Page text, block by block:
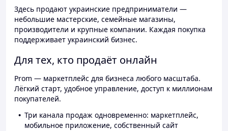
Здесь продают украинские предприниматели —
небольшие мастерские, семейные магазины,
производители и крупные компании. Каждая покупка
поддерживает украинский бизнес.
Для тех, кто продаёт онлайн
Prom — маркетплейс для бизнеса любого масштаба.
Лёгкий старт, удобное управление, доступ к миллионам
покупателей.
Три канала продаж одновременно: маркетплейс,
мобильное приложение, собственный сайт